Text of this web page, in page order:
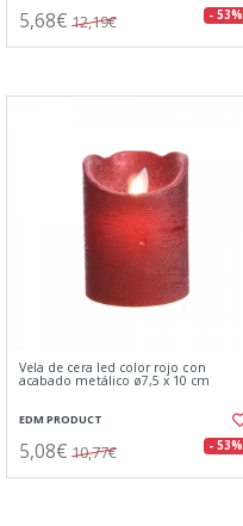
5,68€ 12,19€ - 53%
Vela de cera led color rojo con
acabado metálico ø7,5 x 10 cm
EDM PRODUCT
5,08€ 10,77€ - 53%